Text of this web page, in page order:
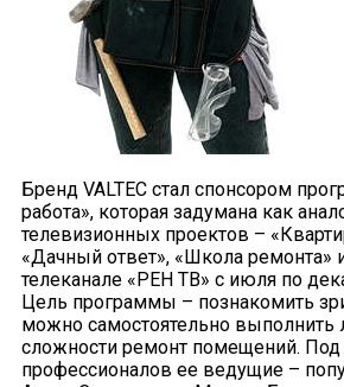
Бренд VALTEC стал спонсором
работа», которая задумана как
телевизионных проектов –
«Дачный ответ», «Школа ремонта»
телеканале «РЕН ТВ» с июля по
Цель программы – познакомить
можно самостоятельно выполнить
сложности ремонт помещений.
профессионалов ее ведущие –